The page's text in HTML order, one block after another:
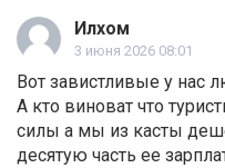
Илхом
3 июня 2026 08:01
Вот завистливые у нас
А кто виноват что
силы а мы из касты
десятую часть ее